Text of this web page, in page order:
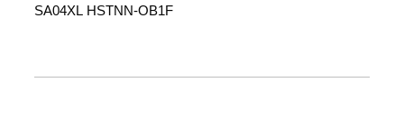
SA04XL HSTNN-OB1F